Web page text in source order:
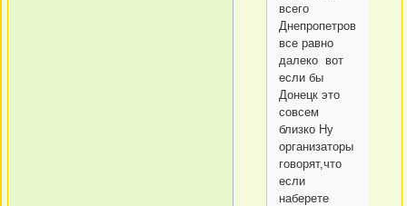
всего
Днепропетровск,но
все равно
далеко вот
если бы
Донецк это
совсем
близко Ну
организаторы
говорят,что
если
наберете